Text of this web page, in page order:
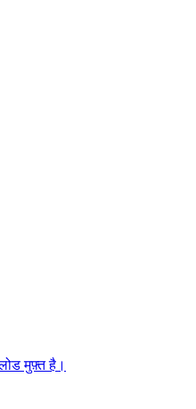
मुफ़्त है।